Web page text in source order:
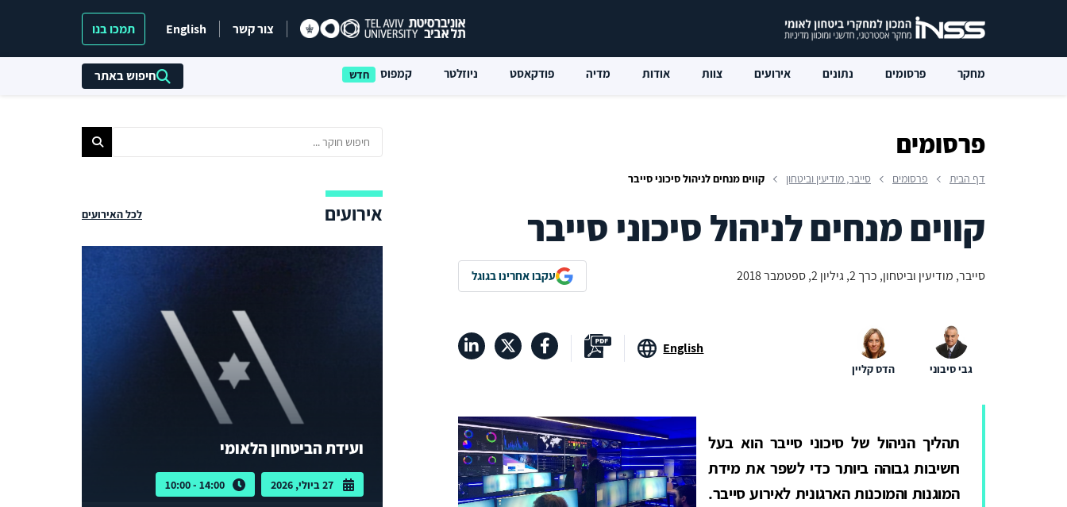
צור קשר English תמכו בנו
מחקר פרסומים נתונים אירועים צוות אודות מדיה פודקאסט ניוזלטר קמפוס חיפוש באתר
פרסומים
דף הבית פרסומים סייבר, מודיעין וביטחון קווים מנחים לניהול סיכוני סייבר
קווים מנחים לניהול סיכוני סייבר
סייבר, מודיעין וביטחון, כרך 2, גיליון 2, ספטמבר 2018 עקבו אחרינו בגוגל
English
גבי סיבוני הדס קליין
תהליך הניהול של סיכוני סייבר הוא בעל
חשיבות גבוהה ביותר כדי לשפר את מידת
המוגנות והמוכנות הארגונית לאירוע סייבר.
אירועים לכל האירועים
ועידת הביטחון הלאומי
27 ביולי, 2026 14:00 - 10:00